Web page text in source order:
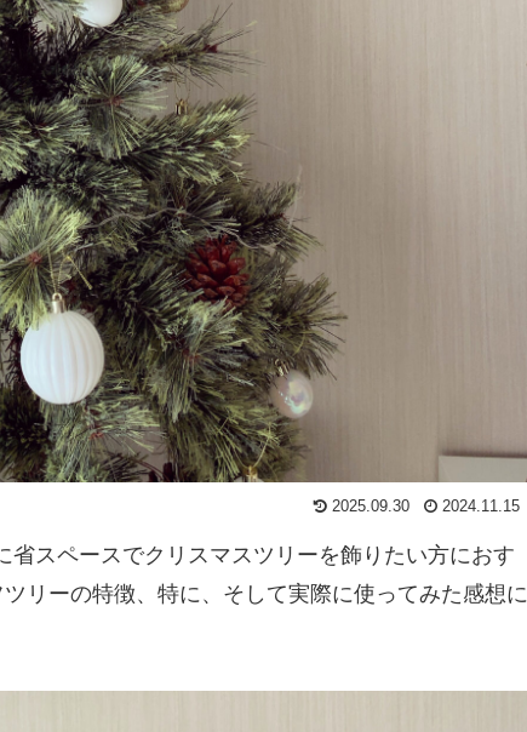
2025.09.30 2024.11.15
スペースでクリスマスツリーを飾りたい方におす
リーの特徴、特に、そして実際に使ってみた感想に